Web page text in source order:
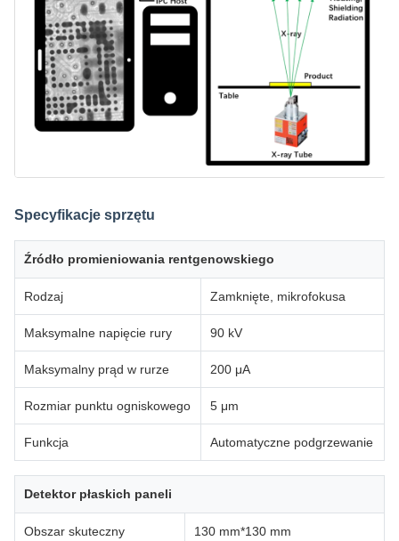
Specyfikacje sprzętu
Źródło promieniowania rentgenowskiego
Rodzaj Zamknięte, mikrofokusa
Maksymalne napięcie rury 90 kV
Maksymalny prąd w rurze 200 μA
Rozmiar punktu ogniskowego 5 μm
Funkcja Automatyczne podgrzewanie
Detektor płaskich paneli
Obszar skuteczny 130 mm*130 mm